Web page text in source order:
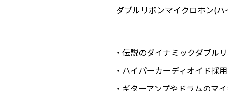
ダブルリボンマイクロホン(
伝説のダイナミックダブル
ハイパーカーディオイド採
ギターアンプやドラムのマ